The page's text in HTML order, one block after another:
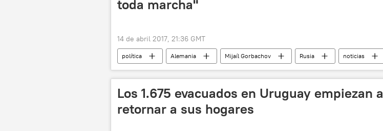
toda marcha"
14 de abril 2017, 21:36 GMT
política Alemania Mijaíl Gorbachov Rusia noticias
Los 1.675 evacuados en Uruguay empiezan a
retornar a sus hogares